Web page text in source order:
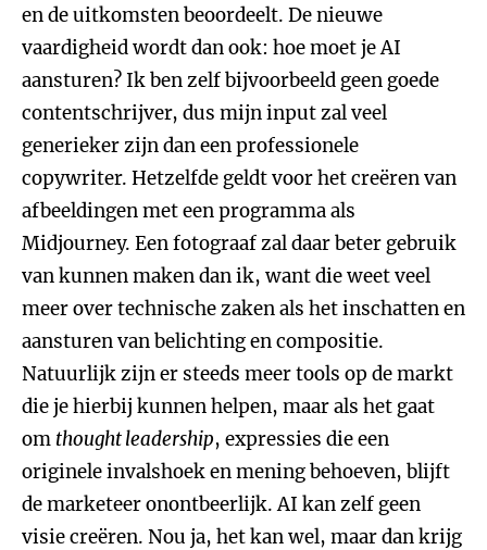
en de uitkomsten beoordeelt. De nieuwe
vaardigheid wordt dan ook: hoe moet je AI
aansturen? Ik ben zelf bijvoorbeeld geen goede
contentschrijver, dus mijn input zal veel
generieker zijn dan een professionele
copywriter. Hetzelfde geldt voor het creëren van
afbeeldingen met een programma als
Midjourney. Een fotograaf zal daar beter gebruik
van kunnen maken dan ik, want die weet veel
meer over technische zaken als het inschatten en
aansturen van belichting en compositie.
Natuurlijk zijn er steeds meer tools op de markt
die je hierbij kunnen helpen, maar als het gaat
om thought leadership, expressies die een
originele invalshoek en mening behoeven, blijft
de marketeer onontbeerlijk. AI kan zelf geen
visie creëren. Nou ja, het kan wel, maar dan krijg